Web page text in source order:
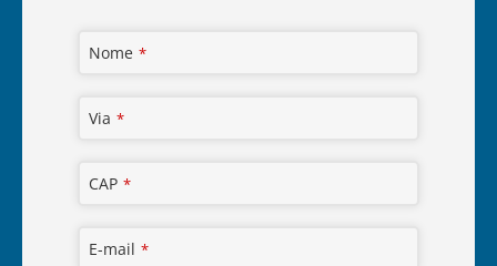
Nome *
Via *
CAP *
E-mail *